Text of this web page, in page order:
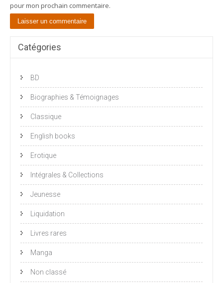
pour mon prochain commentaire.
Catégories
BD
Biographies & Témoignages
Classique
English books
Erotique
Intégrales & Collections
Jeunesse
Liquidation
Livres rares
Manga
Non classé